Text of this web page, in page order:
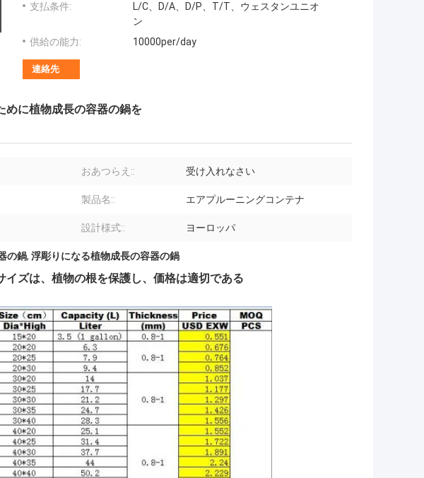
支払条件:
L/C、D/A、D/P、T/T、ウェスタンユニオ
ン
供給の能力:
10000per/day
連絡先
めに植物成長の容器の鍋を
おあつらえ:: 受け入れなさい
製品名:: エアプルーニングコンテナ
設計様式:: ヨーロッパ
の鍋, 浮彫りになる植物成長の容器の鍋
イズは、植物の根を保護し、価格は適切である